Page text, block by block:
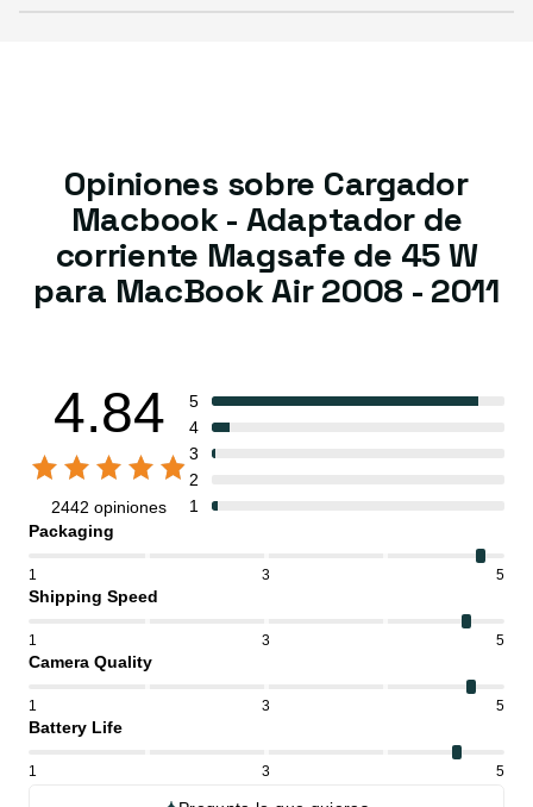
Opiniones sobre Cargador
Macbook - Adaptador de
corriente Magsafe de 45 W
para MacBook Air 2008 - 2011
4.84
2442 opiniones
5
4
3
2
1
Packaging
1 3 5
Shipping Speed
1 3 5
Camera Quality
1 3 5
Battery Life
1 3 5